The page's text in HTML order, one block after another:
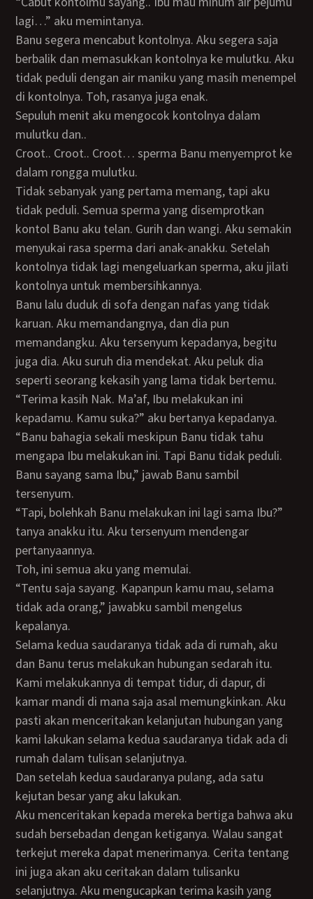
lagi…” aku memintanya.
Banu segera mencabut kontolnya. Aku segera saja
berbalik dan memasukkan kontolnya ke mulutku. Aku
tidak peduli dengan air maniku yang masih menempel
di kontolnya. Toh, rasanya juga enak.
Sepuluh menit aku mengocok kontolnya dalam
mulutku dan..
Croot.. Croot.. Croot… sperma Banu menyemprot ke
dalam rongga mulutku.
Tidak sebanyak yang pertama memang, tapi aku
tidak peduli. Semua sperma yang disemprotkan
kontol Banu aku telan. Gurih dan wangi. Aku semakin
menyukai rasa sperma dari anak-anakku. Setelah
kontolnya tidak lagi mengeluarkan sperma, aku jilati
kontolnya untuk membersihkannya.
Banu lalu duduk di sofa dengan nafas yang tidak
karuan. Aku memandangnya, dan dia pun
memandangku. Aku tersenyum kepadanya, begitu
juga dia. Aku suruh dia mendekat. Aku peluk dia
seperti seorang kekasih yang lama tidak bertemu.
“Terima kasih Nak. Ma’af, Ibu melakukan ini
kepadamu. Kamu suka?” aku bertanya kepadanya.
“Banu bahagia sekali meskipun Banu tidak tahu
mengapa Ibu melakukan ini. Tapi Banu tidak peduli.
Banu sayang sama Ibu,” jawab Banu sambil
tersenyum.
“Tapi, bolehkah Banu melakukan ini lagi sama Ibu?”
tanya anakku itu. Aku tersenyum mendengar
pertanyaannya.
Toh, ini semua aku yang memulai.
“Tentu saja sayang. Kapanpun kamu mau, selama
tidak ada orang,” jawabku sambil mengelus
kepalanya.
Selama kedua saudaranya tidak ada di rumah, aku
dan Banu terus melakukan hubungan sedarah itu.
Kami melakukannya di tempat tidur, di dapur, di
kamar mandi di mana saja asal memungkinkan. Aku
pasti akan menceritakan kelanjutan hubungan yang
kami lakukan selama kedua saudaranya tidak ada di
rumah dalam tulisan selanjutnya.
Dan setelah kedua saudaranya pulang, ada satu
kejutan besar yang aku lakukan.
Aku menceritakan kepada mereka bertiga bahwa aku
sudah bersebadan dengan ketiganya. Walau sangat
terkejut mereka dapat menerimanya. Cerita tentang
ini juga akan aku ceritakan dalam tulisanku
selanjutnya. Aku mengucapkan terima kasih yang